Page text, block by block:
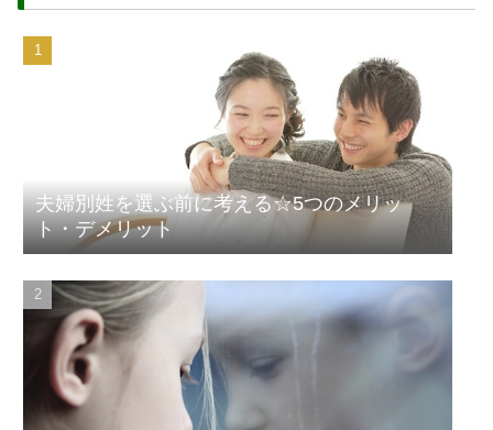
夫婦別姓を選ぶ前に考える☆5つのメリッ
ト・デメリット